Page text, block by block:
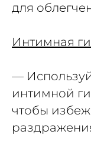
для
Интимная
—
интимной
чтобы